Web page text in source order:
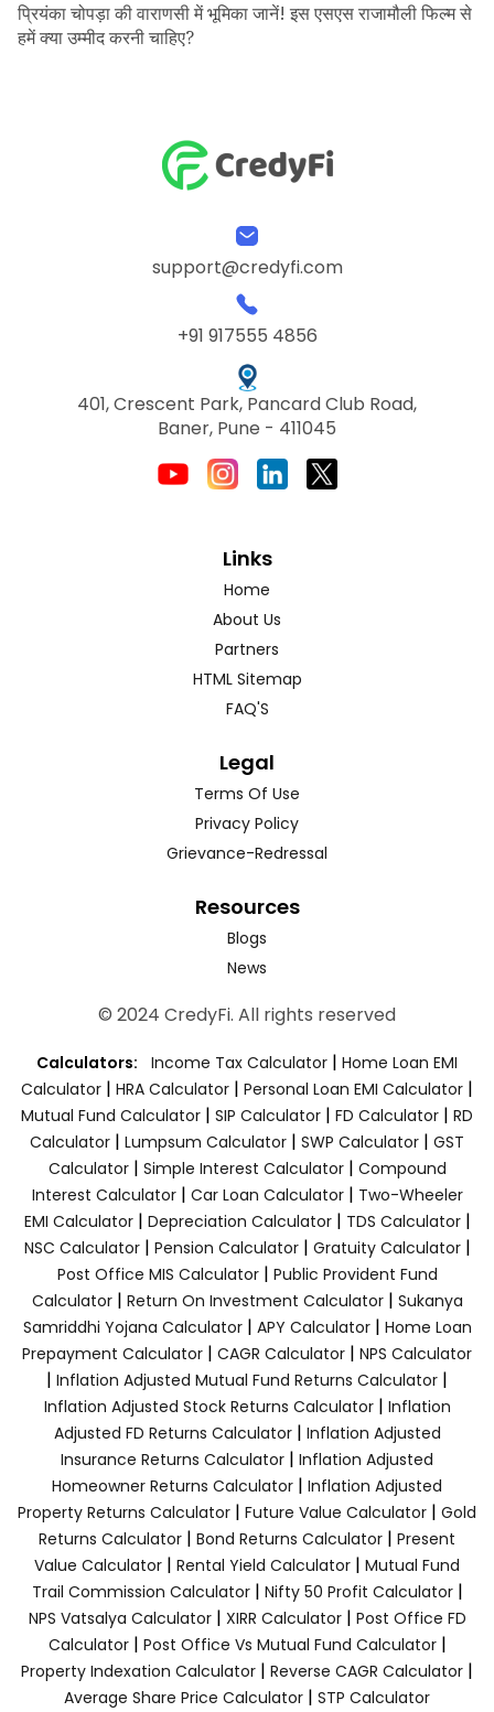
प्रियंका चोपड़ा की वाराणसी में भूमिका जानें! इस एसएस राजामौली फिल्म से
हमें क्या उम्मीद करनी चाहिए?
support@credyfi.com
+91 917555 4856
401, Crescent Park, Pancard Club Road,
Baner, Pune - 411045
Links
Home
About Us
Partners
HTML Sitemap
FAQ'S
Legal
Terms Of Use
Privacy Policy
Grievance-Redressal
Resources
Blogs
News
© 2024 CredyFi. All rights reserved
Calculators: Income Tax Calculator | Home Loan EMI
Calculator | HRA Calculator | Personal Loan EMI Calculator |
Mutual Fund Calculator | SIP Calculator | FD Calculator | RD
Calculator | Lumpsum Calculator | SWP Calculator | GST
Calculator| Simple Interest Calculator| Compound
Interest Calculator| Car Loan Calculator| Two-Wheeler
EMI Calculator| Depreciation Calculator| TDS Calculator|
NSC Calculator| Pension Calculator| Gratuity Calculator|
Post Office MIS Calculator| Public Provident Fund
Calculator| Return On Investment Calculator| Sukanya
Samriddhi Yojana Calculator| APY Calculator| Home Loan
Prepayment Calculator | CAGR Calculator | NPS Calculator
| Inflation Adjusted Mutual Fund Returns Calculator |
Inflation Adjusted Stock Returns Calculator| Inflation
Adjusted FD Returns Calculator| Inflation Adjusted
Insurance Returns Calculator | Inflation Adjusted
Homeowner Returns Calculator | Inflation Adjusted
Property Returns Calculator | Future Value Calculator | Gold
Returns Calculator | Bond Returns Calculator | Present
Value Calculator | Rental Yield Calculator | Mutual Fund
Trail Commission Calculator| Nifty 50 Profit Calculator|
NPS Vatsalya Calculator| XIRR Calculator| Post Office FD
Calculator| Post Office Vs Mutual Fund Calculator|
Property Indexation Calculator | Reverse CAGR Calculator |
Average Share Price Calculator | STP Calculator